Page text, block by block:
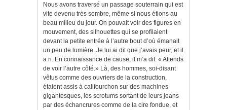
Nous avons traversé un passage souterrain qui est
vite devenu très sombre, même si nous étions au
beau milieu du jour. On pouvait voir des figures en
mouvement, des silhouettes qui se profilaient
devant la petite entrée à l’autre bout d’où émanait
un peu de lumière. Je lui ai dit que j’avais peur, et il
a ri. En connaissance de cause, il m’a dit: « Attends
de voir l’autre côté.» Là, des hommes, soi-disant
vêtus comme des ouvriers de la construction,
étaient assis à califourchon sur des machines
gigantesques, les scrotums sortant de leurs jeans
par des échancrures comme de la cire fondue, et